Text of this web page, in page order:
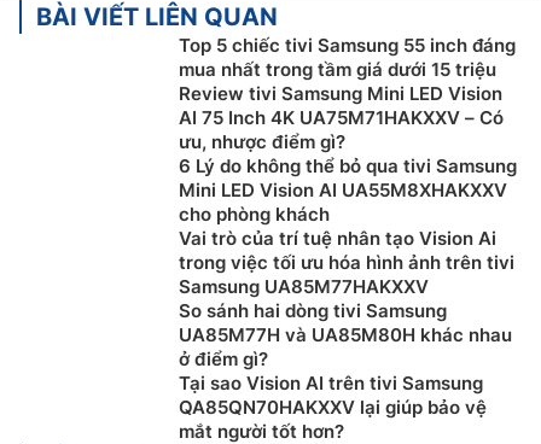
BÀI VIẾT LIÊN QUAN
Top 5 chiếc tivi Samsung 55 inch đáng
mua nhất trong tầm giá dưới 15 triệu
Review tivi Samsung Mini LED Vision
AI 75 Inch 4K UA75M71HAKXXV – Có
ưu, nhược điểm gì?
6 Lý do không thể bỏ qua tivi Samsung
Mini LED Vision AI UA55M8XHAKXXV
cho phòng khách
Vai trò của trí tuệ nhân tạo Vision Ai
trong việc tối ưu hóa hình ảnh trên tivi
Samsung UA85M77HAKXXV
So sánh hai dòng tivi Samsung
UA85M77H và UA85M80H khác nhau
ở điểm gì?
Tại sao Vision AI trên tivi Samsung
QA85QN70HAKXXV lại giúp bảo vệ
mắt người tốt hơn?